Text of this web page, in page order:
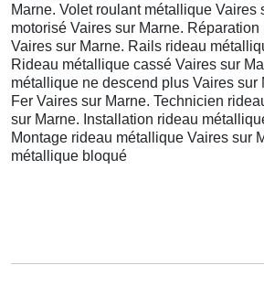
Marne. Volet roulant métallique Vaires
motorisé Vaires sur Marne.
Vaires sur Marne. Rails rideau
Rideau métallique cassé Vaires sur
métallique ne descend plus Vaires sur
Fer Vaires sur Marne. Technicien
sur Marne. Installation rideau
Montage rideau métallique Vaires sur
métallique bloqué